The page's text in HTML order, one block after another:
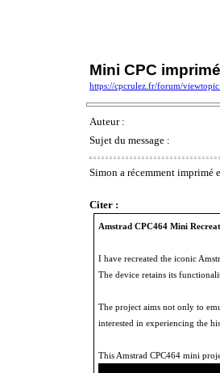
Mini CPC
https://cpcrulez.fr/forum/
Auteur :
Sujet du message :
Simon a récemment imprimé
Citer :
Amstrad CPC464 Mini
I have recreated the iconic
The device retains its
The project aims not only to
interested in experiencing the
This Amstrad CPC464 mini